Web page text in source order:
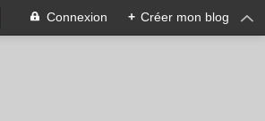
Connexion + Créer mon blog